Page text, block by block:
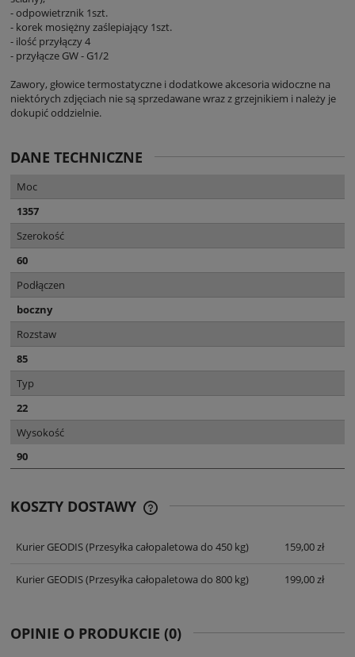
- odpowietrznik 1szt.
- korek mosiężny zaślepiający 1szt.
- ilość przyłączy 4
- przyłącze GW - G1/2
Zawory, głowice termostatyczne i dodatkowe akcesoria widoczne na
niektórych zdjęciach nie są sprzedawane wraz z grzejnikiem i należy je
dokupić oddzielnie.
DANE TECHNICZNE
Moc
1357
Szerokość
60
Podłączen
boczny
Rozstaw
85
Typ
22
Wysokość
90
KOSZTY DOSTAWY
Kurier GEODIS(Przesyłka całopaletowa do 450 kg) 159,00 zł
Kurier GEODIS(Przesyłka całopaletowa do 800 kg) 199,00 zł
OPINIE O PRODUKCIE (0)